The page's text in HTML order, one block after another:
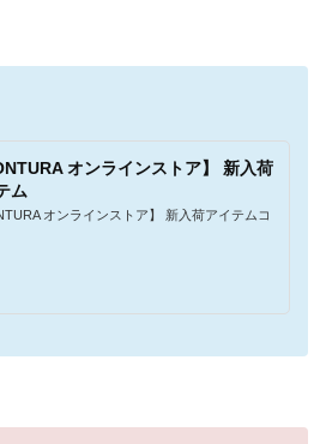
オンラインストア】 新入荷
ム
オンラインストア】 新入荷アイテムコ